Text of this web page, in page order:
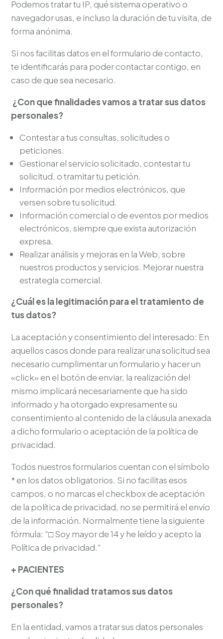
Podemos tratar tu IP, qué sistema operativo o
navegador usas, e incluso la duración de tu visita, de
forma anónima.
Si nos facilitas datos en el formulario de contacto,
te identificarás para poder contactar contigo, en
caso de que sea necesario.
¿Con que finalidades vamos a tratar sus datos
personales?
Contestar a tus consultas, solicitudes o
peticiones.
Gestionar el servicio solicitado, contestar tu
solicitud, o tramitar tu petición.
Información por medios electrónicos, que
versen sobre tu solicitud.
Información comercial o de eventos por medios
electrónicos, siempre que exista autorización
expresa.
Realizar análisis y mejoras en la Web, sobre
nuestros productos y servicios. Mejorar nuestra
estrategia comercial.
¿Cuál es la legitimación para el tratamiento de
tus datos?
La aceptación y consentimiento del interesado: En
aquellos casos donde para realizar una solicitud sea
necesario cumplimentar un formulario y hacer un
«click» en el botón de enviar, la realización del
mismo implicará necesariamente que ha sido
informado y ha otorgado expresamente su
consentimiento al contenido de la cláusula anexada
a dicho formulario o aceptación de la política de
privacidad.
Todos nuestros formularios cuentan con el símbolo
* en los datos obligatorios. Si no facilitas esos
campos, o no marcas el checkbox de aceptación
de la política de privacidad, no se permitirá el envío
de la información. Normalmente tiene la siguiente
fórmula: “□Soy mayor de 14 y he leído y acepto la
Política de privacidad.”
+ PACIENTES
¿Con qué finalidad tratamos sus datos
personales?
En la entidad, vamos a tratar sus datos personales